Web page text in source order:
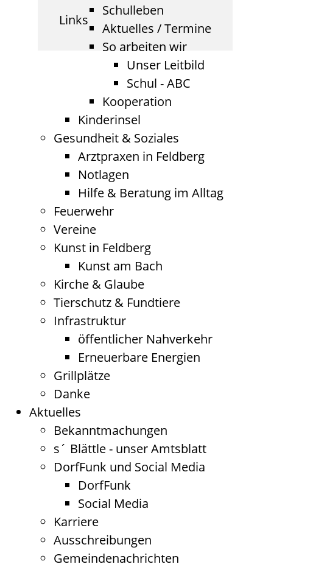
Schulleben
Aktuelles / Termine
So arbeiten wir
Unser Leitbild
Schul - ABC
Kooperation
Kinderinsel
Gesundheit & Soziales
Arztpraxen in Feldberg
Notlagen
Hilfe & Beratung im Alltag
Feuerwehr
Vereine
Kunst in Feldberg
Kunst am Bach
Kirche & Glaube
Tierschutz & Fundtiere
Infrastruktur
öffentlicher Nahverkehr
Erneuerbare Energien
Grillplätze
Danke
Aktuelles
Bekanntmachungen
s´ Blättle - unser Amtsblatt
DorfFunk und Social Media
DorfFunk
Social Media
Karriere
Ausschreibungen
Gemeindenachrichten
Links